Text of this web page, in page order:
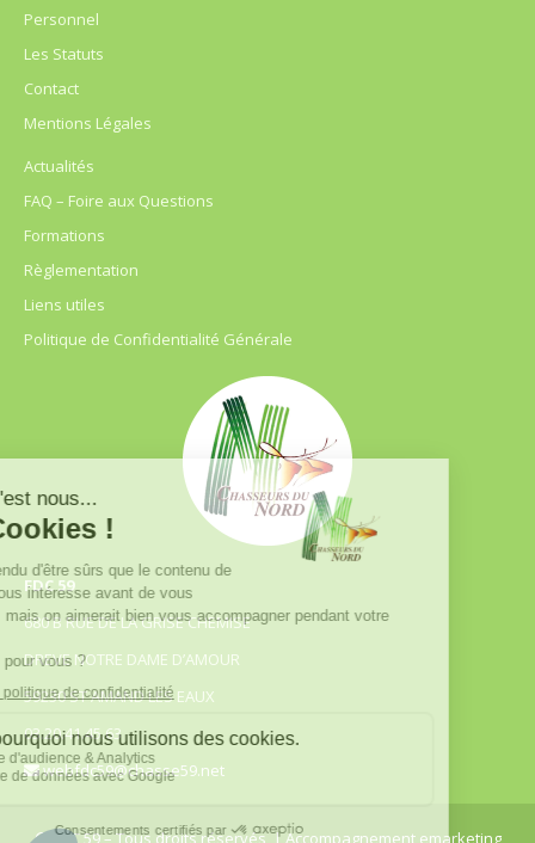
Personnel
Les Statuts
Contact
Mentions Légales
Actualités
FAQ – Foire aux Questions
Formations
Règlementation
Liens utiles
Politique de Confidentialité Générale
FDC 59
680 B RUE DE LA GRISE CHEMISE
DREVE NOTRE DAME D’AMOUR
59230 ST AMAND LES EAUX
03.20.41.45.63
webfdc59@chasse59.net
© FDC 59 – Tous droits réservés| Accompagnement emarketing